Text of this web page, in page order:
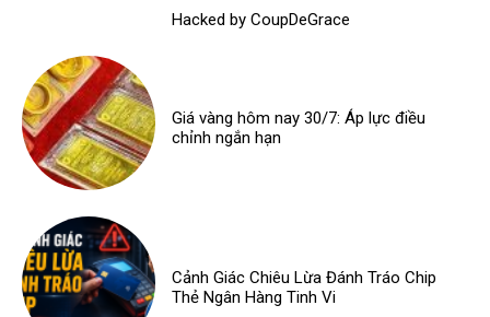
Hacked by CoupDeGrace
Giá vàng hôm nay 30/7: Áp lực điều
chỉnh ngắn hạn
Cảnh Giác Chiêu Lừa Đánh Tráo Chip
Thẻ Ngân Hàng Tinh Vi